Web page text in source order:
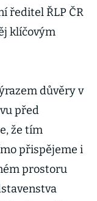
ředitel ŘLP ČR
klíčovým
důvěry v
před
že tím
přispějeme i
prostoru